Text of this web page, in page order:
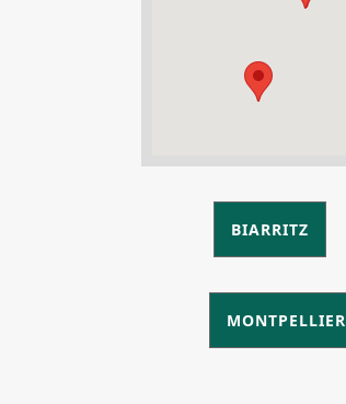
BIARRITZ
MONTPELLIER